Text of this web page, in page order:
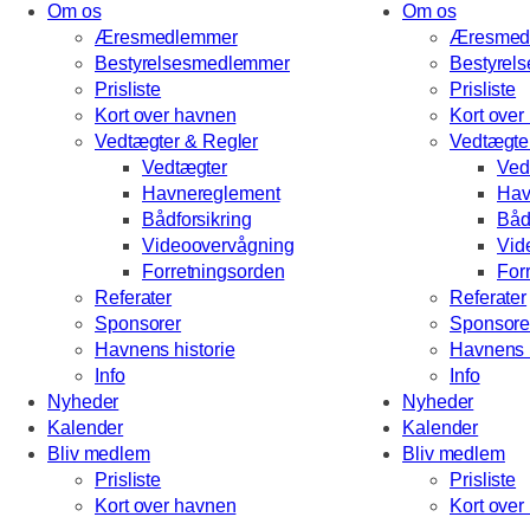
Om os
Æresmedlemmer
Bestyrelsesmedlemmer
Prisliste
Kort over havnen
Vedtægter & Regler
Vedtægter
Havnereglement
Bådforsikring
Videoovervågning
Forretningsorden
Referater
Sponsorer
Havnens historie
Info
Nyheder
Kalender
Bliv medlem
Prisliste
Kort over havnen
Om os
Prisliste
Kort
Referater
Havnens
Info
Nyheder
Kalender
Bliv medlem
Prisliste
Kort